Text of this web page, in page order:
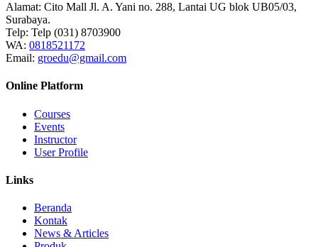
Alamat: Cito Mall Jl. A. Yani no. 288, Lantai UG blok UB05/03,
Surabaya.
Telp: Telp (031) 8703900
WA: 0818521172
Email: groedu@gmail.com
Online Platform
Courses
Events
Instructor
User Profile
Links
Beranda
Kontak
News & Articles